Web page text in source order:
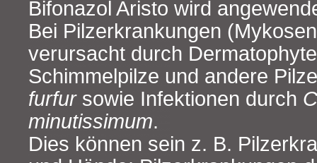
Bifonazol Aristo wird
Bei Pilzerkrankungen
verursacht durch
Schimmelpilze und andere
furfursowie Infektionen durch
minutissimum.
Dies können sein z. B.